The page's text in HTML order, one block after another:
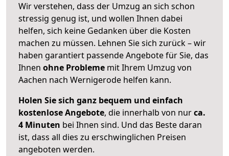
Wir verstehen, dass der Umzug an sich schon
stressig genug ist, und wollen Ihnen dabei
helfen, sich keine Gedanken über die Kosten
machen zu müssen. Lehnen Sie sich zurück – wir
haben garantiert passende Angebote für Sie, das
Ihnen ohne Probleme mit Ihrem Umzug von
Aachen nach Wernigerode helfen kann.
Holen Sie sich ganz bequem und einfach
kostenlose Angebote, die innerhalb von nurca.
4 Minuten bei Ihnen sind. Und das Beste daran
ist, dass all dies zu erschwinglichen Preisen
angeboten werden.